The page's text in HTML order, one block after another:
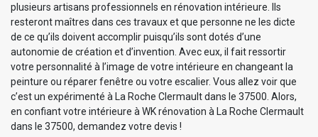
plusieurs artisans professionnels en rénovation intérieure. Ils
resteront maîtres dans ces travaux et que personne ne les dicte
de ce qu’ils doivent accomplir puisqu’ils sont dotés d’une
autonomie de création et d’invention. Avec eux, il fait ressortir
votre personnalité à l’image de votre intérieure en changeant la
peinture ou réparer fenêtre ou votre escalier. Vous allez voir que
c’est un expérimenté à La Roche Clermault dans le 37500. Alors,
en confiant votre intérieure à WK rénovation à La Roche Clermault
dans le 37500, demandez votre devis !